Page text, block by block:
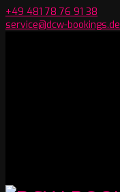
Skip
to
+49 481 78 76 91 38
service@dcw-bookings.de